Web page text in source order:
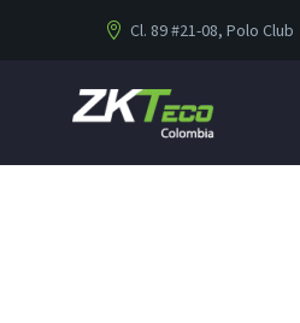
Cl. 89 #21-08, Polo Club